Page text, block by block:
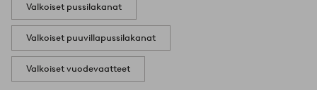
Valkoiset pussilakanat
Valkoiset puuvillapussilakanat
Valkoiset vuodevaatteet